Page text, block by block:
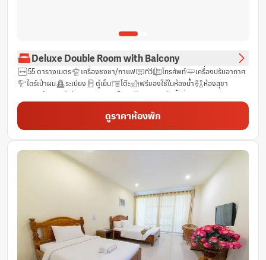
Deluxe Double Room with Balcony
55 ตารางเมตร เครื่องชงชา/กาแฟ ทีวี โทรศัพท์
เครื่องปรับอากาศ
ไดร์เป่าผม
ระเบียง ตู้เย็น โต๊ะ ฟรีของใช้ในห้องน้ำ
ห้องสุขา
รองเท้าแตะ
ช่องดาวเทียม โซฟา
วิวสถานที่สำคัญ
ก่อให้เกิดอาการภูมิแพ้น้อย
ผลิตภัณฑ์ทำความสะอาด
วิวแม่น้ำ ผ้าเช็ดตัว
โต๊ะอาหาร
มีลิฟท์ให้บริการสำหรับชั้นบน
รถเข็นผู้พิการสามารถเข้าถึงได้ในพื้นที่
ราวแขวนเสื้อ
ห้องน้ำส่วนตัว
น้ำดื่มบรรจุขวด (ฟรี)
ห้องพักชั้นล่าง
หน้าต่าง
ดูราคาห้องพัก